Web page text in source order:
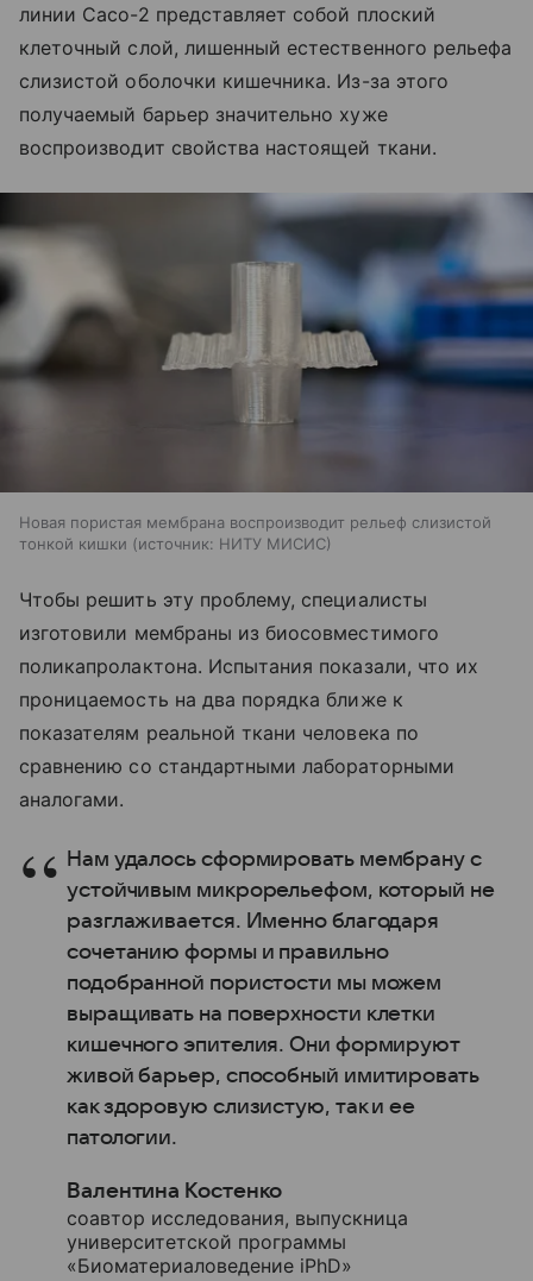
линии Caco-2 представляет собой плоский
клеточный слой, лишенный естественного рельефа
слизистой оболочки кишечника. Из-за этого
получаемый барьер значительно хуже
воспроизводит свойства настоящей ткани.
Новая пористая мембрана воспроизводит рельеф слизистой
тонкой кишки
источник: НИТУ МИСИС
Чтобы решить эту проблему, специалисты
изготовили мембраны из биосовместимого
поликапролактона. Испытания показали, что их
проницаемость на два порядка ближе к
показателям реальной ткани человека по
сравнению со стандартными лабораторными
аналогами.
Нам удалось сформировать мембрану с
устойчивым микрорельефом, который не
разглаживается. Именно благодаря
сочетанию формы и правильно
подобранной пористости мы можем
выращивать на поверхности клетки
кишечного эпителия. Они формируют
живой барьер, способный имитировать
как здоровую слизистую, так и ее
патологии.
Валентина Костенко
соавтор исследования, выпускница
университетской программы
«Биоматериаловедение iPhD»